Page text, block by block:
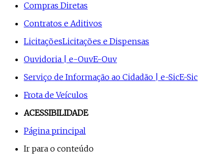
Compras Diretas
Contratos e Aditivos
LicitaçõesLicitações e Dispensas
Ouvidoria | e-OuvE-Ouv
Serviço de Informação ao Cidadão | e-SicE-Sic
Frota de Veículos
ACESSIBILIDADE
Página principal
Ir para o conteúdo